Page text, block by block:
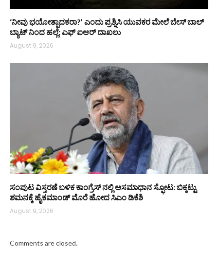
‘ನೀವು ಭಯೋತ್ಪಾದಕರಾ?’ ಎಂದು ಪ್ರಶ್ನಿಸಿ ಯುವಕರ ಮೇಲೆ ಬೇಸ್‌ ಬಾಲ್
ಬ್ಯಾಟ್‌ ನಿಂದ ಹಲ್ಲೆ; ಎಫ್‌ ಐಆರ್ ದಾಖಲು
August 9, 2026
ಸಂಪುಟ ವಿಸ್ತರಣೆ ಬಳಿಕ ಕಾಂಗ್ರೆಸ್‌ ನಲ್ಲಿ ಅಸಮಾಧಾನ ಸ್ಫೋಟ: ಬಿಕ್ಕಟ್ಟು
ಶಮನಕ್ಕೆ ಹೈಕಮಾಂಡ್‌ ಮೊರೆ ಹೋದ ಸಿಎಂ ಡಿಕೆಶಿ
August 9, 2026
Comments are closed.